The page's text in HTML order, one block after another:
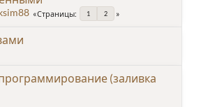
Страницы 1 2
(заливка